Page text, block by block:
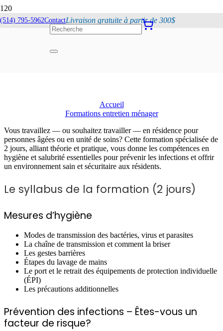
(514) 795-5962ContactLivraison gratuite à partir de 300$
Hygiène et salubrité
Accueil
Formations entretien ménager
Vous travaillez — ou souhaitez travailler — en résidence pour
personnes âgées ou en unité de soins? Cette formation spécialisée de
2 jours, alliant théorie et pratique, vous donne les compétences en
hygiène et salubrité essentielles pour prévenir les infections et offrir
un environnement sain et sécuritaire aux résidents.
Le syllabus de la formation (2 jours)
Mesures d’hygiène
Modes de transmission des bactéries, virus et parasites
La chaîne de transmission et comment la briser
Les gestes barrières
Étapes du lavage de mains
Le port et le retrait des équipements de protection individuelle
(ÉPI)
Les précautions additionnelles
Prévention des infections – Êtes-vous un
facteur de risque?